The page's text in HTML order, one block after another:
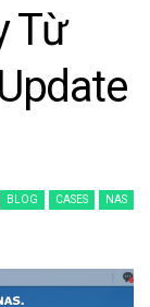
Từ
BLOG CASES NAS